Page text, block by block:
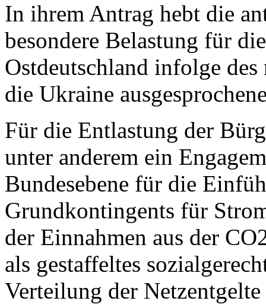
In ihrem Antrag hebt die
besondere Belastung für
Ostdeutschland infolge
die Ukraine
Für die Entlastung der
unter anderem ein
Bundesebene für die
Grundkontingents für
der Einnahmen aus der
als gestaffeltes
Verteilung der